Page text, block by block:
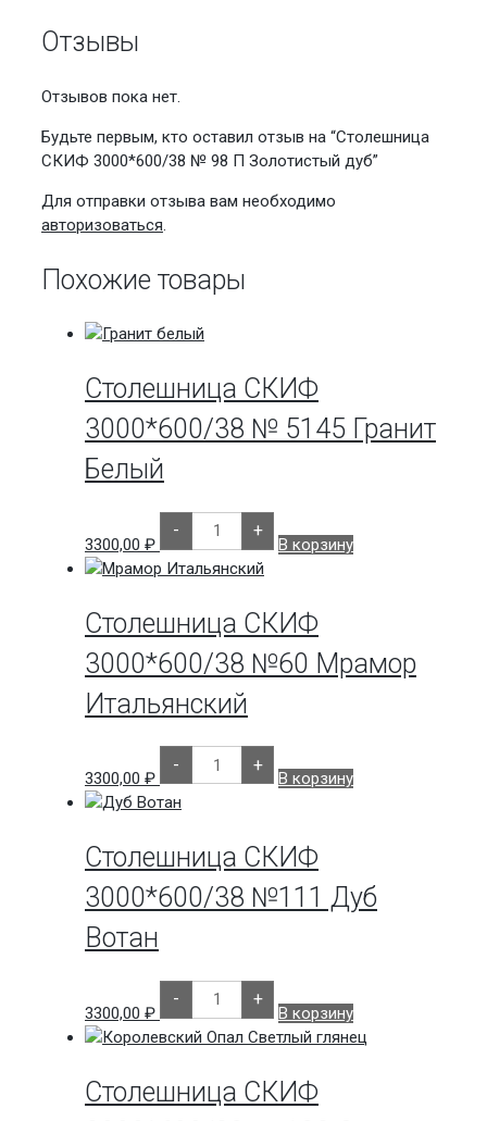
Отзывы
Отзывов пока нет.
Будьте первым, кто оставил отзыв на “Столешница
СКИФ 3000*600/38 № 98 П Золотистый дуб”
Для отправки отзыва вам необходимо
авторизоваться.
Похожие товары
Столешница СКИФ
3000*600/38 № 5145 Гранит
Белый
3300,00 ₽
-
Количество
товара
Столешница
СКИФ
5145
Гранит
Белый
+
В корзину
Столешница СКИФ
3000*600/38 №60 Мрамор
Итальянский
3300,00 ₽
-
Количество
товара
Столешница
Мрамор
Итальянский
+
В корзину
Столешница СКИФ
3000*600/38 №111 Дуб
Вотан
3300,00 ₽
-
Количество
товара
Столешница
СКИФ
Дуб
Вотан
+
В корзину
Столешница СКИФ